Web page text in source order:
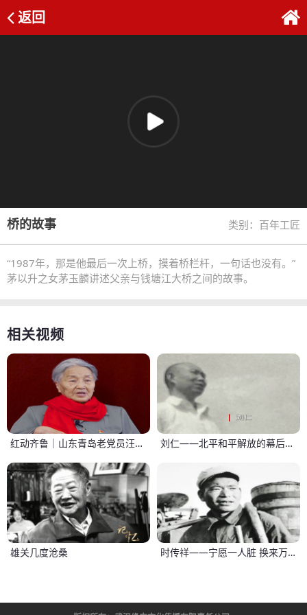
返回
桥的故事 类别：百年工匠
“1987年，那是他最后一次上桥，摸着桥栏杆，一句话也没有。”
茅以升之女茅玉麟讲述父亲与钱塘江大桥之间的故事。
相关视频
红动齐鲁｜山东青岛老党员汪元凤：红心向党 芳华永存 刘仁——北平和平解放的幕后功臣
雄关几度沧桑 时传祥——宁愿一人脏 换来万家净